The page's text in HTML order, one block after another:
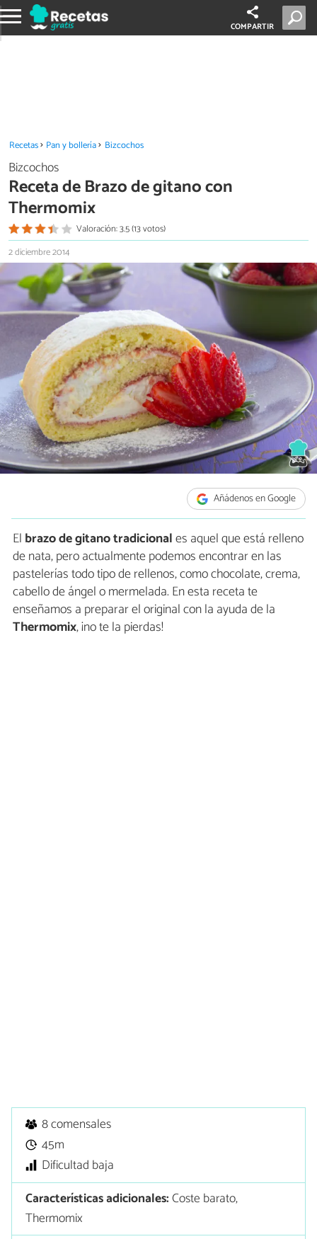
COMPARTIR
Recetas Pan y bollería Bizcochos
Bizcochos
Receta de Brazo de gitano con
Thermomix
Valoración: 3.5 (13 votos)
2 diciembre 2014
Añádenos en Google
El brazo de gitano tradicionales aquel que está relleno
de nata, pero actualmente podemos encontrar en las
pastelerías todo tipo de rellenos, como chocolate, crema,
cabello de ángel o mermelada. En esta receta te
enseñamos a preparar el original con la ayuda de la
Thermomix, ¡no te la pierdas!
8 comensales
45m
Dificultad baja
Características adicionales:Coste barato,
Thermomix